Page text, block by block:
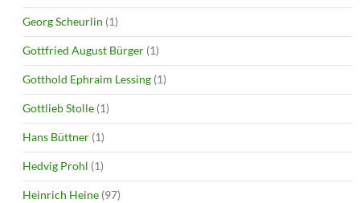
Georg Scheurlin (1)
Gottfried August Bürger (1)
Gotthold Ephraim Lessing (1)
Gottlieb Stolle (1)
Hans Büttner (1)
Hedvig Prohl (1)
Heinrich Heine (97)